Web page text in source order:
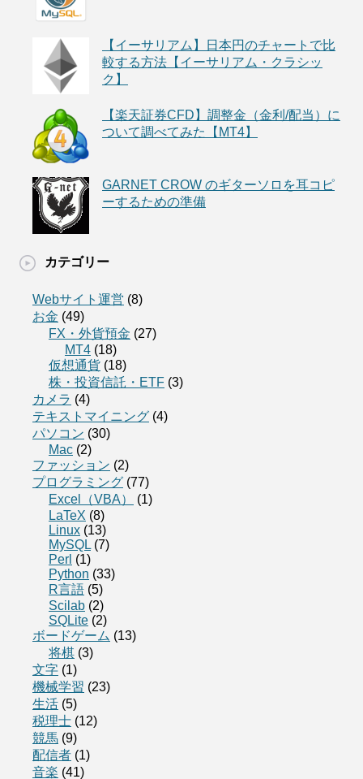
【イーサリアム】日本円のチャートで比
較する方法【イーサリアム・クラシッ
ク】
【楽天証券CFD】調整金（金利/配当）に
ついて調べてみた【MT4】
GARNET CROW のギターソロを耳コピ
ーするための準備
カテゴリー
Webサイト運営 (8)
お金 (49)
FX・外貨預金 (27)
MT4 (18)
仮想通貨 (18)
株・投資信託・ETF (3)
カメラ (4)
テキストマイニング (4)
パソコン (30)
Mac (2)
ファッション (2)
プログラミング (77)
Excel（VBA）
(1)
LaTeX (8)
Linux (13)
MySQL (7)
Perl (1)
Python (33)
R言語 (5)
Scilab (2)
SQLite (2)
ボードゲーム (13)
将棋 (3)
文字 (1)
機械学習 (23)
生活 (5)
税理士 (12)
競馬 (9)
配信者 (1)
音楽 (41)